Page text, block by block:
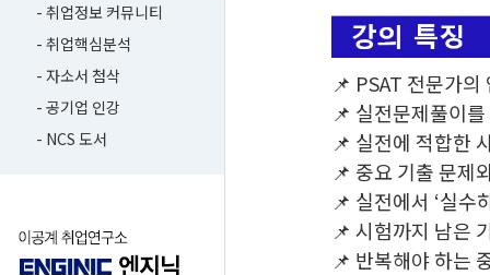
- 취업정보 커뮤니티
- 취업핵심분석
- 자소서 첨삭
- 공기업 인강
- NCS 도서
📌 PSAT 전문가
📌 실전문제풀이
📌 실전에 적합한
📌 중요 기출 문제
📌 실전에서 ‘실수
📌 시험까지 남은
📌 반복해야 하는